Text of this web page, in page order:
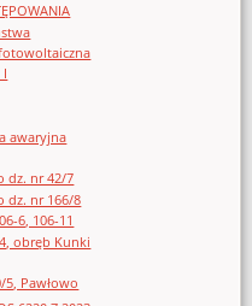
awaryjna
dz. nr 42/7
dz. nr 166/8
6, 106-11
obręb Kunki
Pawłowo